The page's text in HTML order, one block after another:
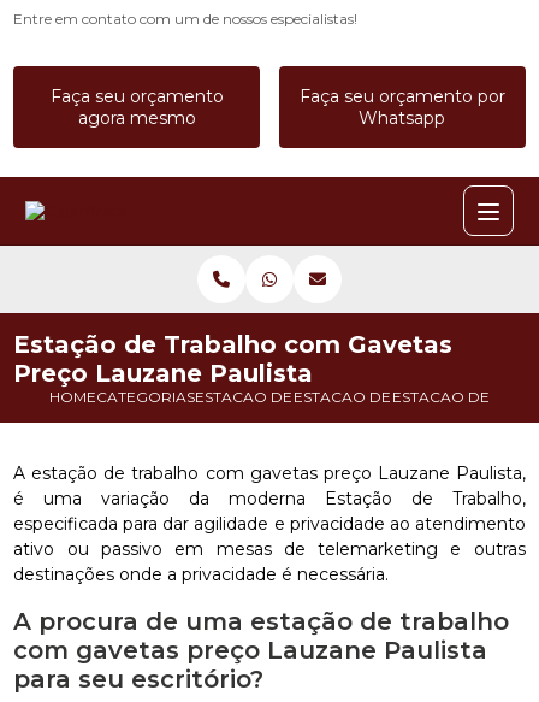
Entre em contato com um de nossos especialistas!
Faça seu orçamento
agora mesmo
Faça seu orçamento por
Whatsapp
HOMECATEGORIASESTACAO DE TRABALHOESTACAO DE TRABALHO BAIA
ESTACAO DE
Estação de Trabalho com Gavetas
Preço Lauzane Paulista
A estação de trabalho com gavetas preço Lauzane Paulista,
é uma variação da moderna Estação de Trabalho,
especificada para dar agilidade e privacidade ao atendimento
ativo ou passivo em mesas de telemarketing e outras
destinações onde a privacidade é necessária.
A procura de uma estação de trabalho
com gavetas preço Lauzane Paulista
para seu escritório?